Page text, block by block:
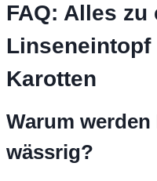
FAQ: Alles zu
Linseneintopf
Karotten
Warum
wässrig?